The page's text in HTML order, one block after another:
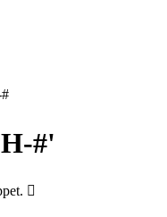
#'
𩮱